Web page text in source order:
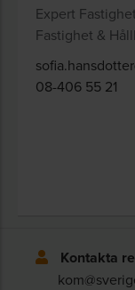
Expert
Fastighet &
08-406 55 21
Kontakta